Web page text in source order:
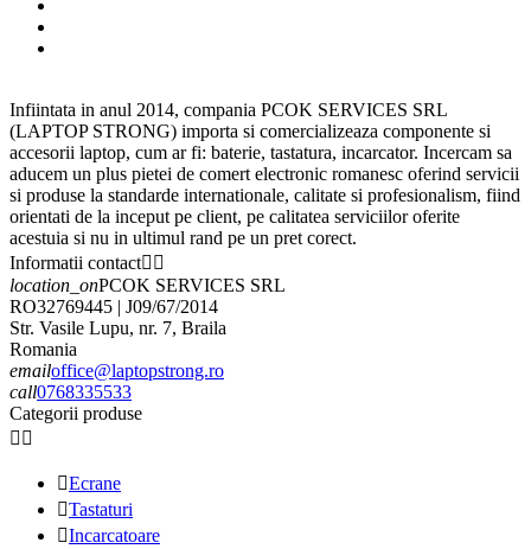
Infiintata in anul 2014, compania PCOK SERVICES SRL
(LAPTOP STRONG) importa si comercializeaza componente si
accesorii laptop, cum ar fi: baterie, tastatura, incarcator. Incercam sa
aducem un plus pietei de comert electronic romanesc oferind servicii
si produse la standarde internationale, calitate si profesionalism, fiind
orientati de la inceput pe client, pe calitatea serviciilor oferite
acestuia si nu in ultimul rand pe un pret corect.
Informatii contact 
location_onPCOK SERVICES SRL
RO32769445 | J09/67/2014
Str. Vasile Lupu, nr. 7, Braila
Romania
emailoffice@laptopstrong.ro
call0768335533
Categorii produse
 
Ecrane
Tastaturi
Incarcatoare